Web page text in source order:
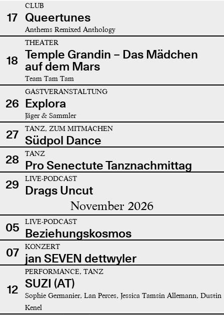
17
CLUB
Queertunes
Anthems Remixed Anthology
18
THEATER
Temple Grandin – Das Mädchen
auf dem Mars
Team Tam Tam
26
GASTVERANSTALTUNG
Explora
Jäger & Sammler
27 TANZ, ZUM MITMACHEN
Südpol Dance
28
TANZ
Pro Senectute Tanznachmittag
29
LIVE-PODCAST
Drags Uncut
November 2026
05 LIVE-PODCAST
Beziehungskosmos
07
KONZERT
jan SEVEN dettwyler
12
PERFORMANCE, TANZ
SUZI (AT)
Sophie Germanier, Lan Perces, Jessica Tamsin Allemann, Dustin
Kenel